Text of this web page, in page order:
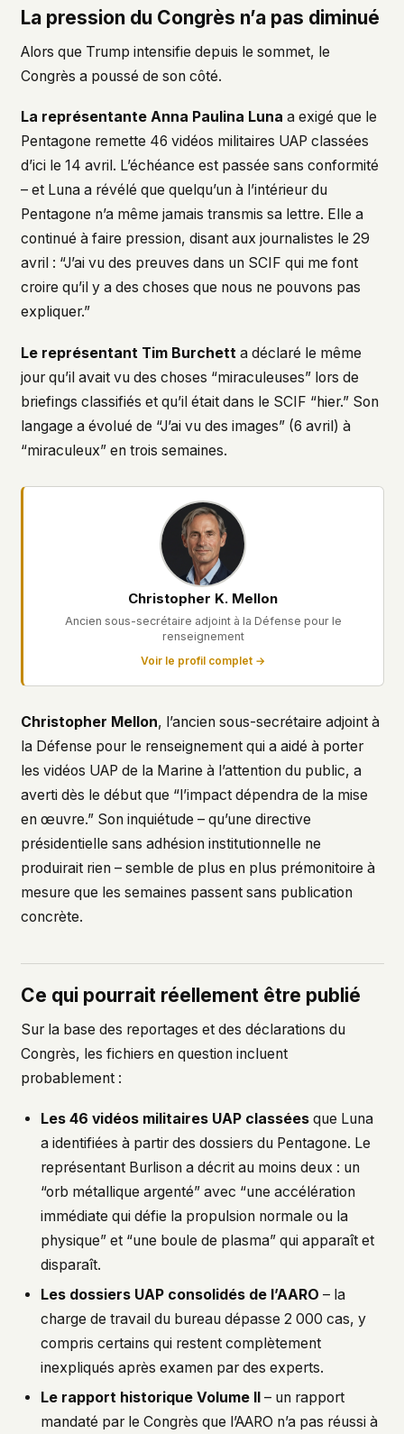
La pression du Congrès n’a pas diminué
Alors que Trump intensifie depuis le sommet, le
Congrès a poussé de son côté.
La représentante Anna Paulina Luna a exigé que le
Pentagone remette 46 vidéos militaires UAP classées
d’ici le 14 avril. L’échéance est passée sans conformité
– et Luna a révélé que quelqu’un à l’intérieur du
Pentagone n’a même jamais transmis sa lettre. Elle a
continué à faire pression, disant aux journalistes le 29
avril : “J’ai vu des preuves dans un SCIF qui me font
croire qu’il y a des choses que nous ne pouvons pas
expliquer.”
Le représentant Tim Burchetta déclaré le même
jour qu’il avait vu des choses “miraculeuses” lors de
briefings classifiés et qu’il était dans le SCIF “hier.” Son
langage a évolué de “J’ai vu des images” (6 avril) à
“miraculeux” en trois semaines.
Christopher K. Mellon
Ancien sous-secrétaire adjoint à la Défense pour le
renseignement
Voir le profil complet →
Christopher Mellon, l’ancien sous-secrétaire adjoint à
la Défense pour le renseignement qui a aidé à porter
les vidéos UAP de la Marine à l’attention du public, a
averti dès le début que “l’impact dépendra de la mise
en œuvre.” Son inquiétude – qu’une directive
présidentielle sans adhésion institutionnelle ne
produirait rien – semble de plus en plus prémonitoire à
mesure que les semaines passent sans publication
concrète.
Ce qui pourrait réellement être publié
Sur la base des reportages et des déclarations du
Congrès, les fichiers en question incluent
probablement :
Les 46 vidéos militaires UAP classées que Luna
a identifiées à partir des dossiers du Pentagone. Le
représentant Burlison a décrit au moins deux : un
“orb métallique argenté” avec “une accélération
immédiate qui défie la propulsion normale ou la
physique” et “une boule de plasma” qui apparaît et
disparaît.
Les dossiers UAP consolidés de l’AARO – la
charge de travail du bureau dépasse 2 000 cas, y
compris certains qui restent complètement
inexpliqués après examen par des experts.
Le rapport historique Volume II
– un rapport
mandaté par le Congrès que l’AARO n’a pas réussi à